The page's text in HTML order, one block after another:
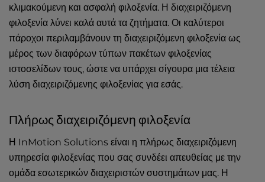
κλιμακούμενη και ασφαλή φιλοξενία. Η διαχειριζόμενη
φιλοξενία λύνει καλά αυτά τα ζητήματα. Οι καλύτεροι
πάροχοι περιλαμβάνουν τη διαχειριζόμενη φιλοξενία ως
μέρος των διαφόρων τύπων πακέτων φιλοξενίας
ιστοσελίδων τους, ώστε να υπάρχει σίγουρα μια τέλεια
λύση διαχειριζόμενης φιλοξενίας για εσάς.
Πλήρως διαχειριζόμενη φιλοξενία
Η InMotion Solutions είναι η πλήρως διαχειριζόμενη
υπηρεσία φιλοξενίας που σας συνδέει απευθείας με την
ομάδα εσωτερικών διαχειριστών συστημάτων μας. Η